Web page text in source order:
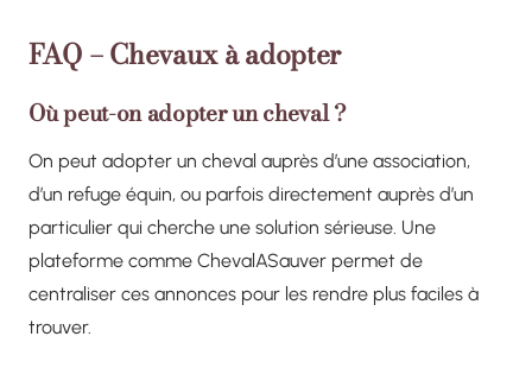
FAQ – Chevaux à adopter
Où peut-on adopter un cheval ?
On peut adopter un cheval auprès d’une association,
d’un refuge équin, ou parfois directement auprès d’un
particulier qui cherche une solution sérieuse. Une
plateforme comme ChevalASauver permet de
centraliser ces annonces pour les rendre plus faciles à
trouver.